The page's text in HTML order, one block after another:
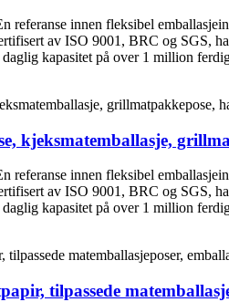
referanse innen fleksibel
av ISO 9001, BRC og SGS,
kapasitet på over 1 million
kjeksmatemballasje,
referanse innen fleksibel
av ISO 9001, BRC og SGS,
kapasitet på over 1 million
tilpassede